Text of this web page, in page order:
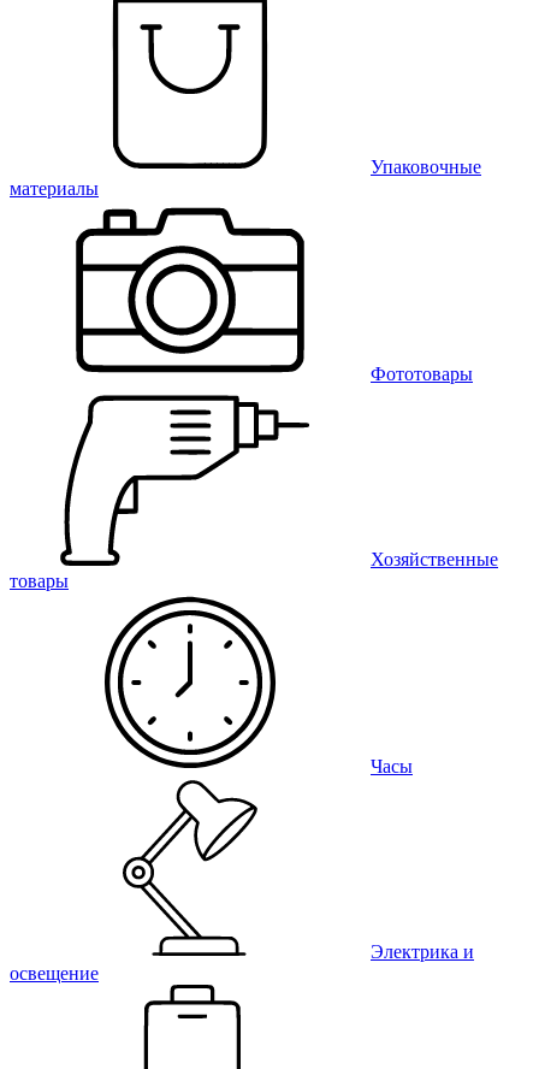
Упаковочные
материалы
Фототовары
Хозяйственные
товары
Часы
Электрика и
освещение